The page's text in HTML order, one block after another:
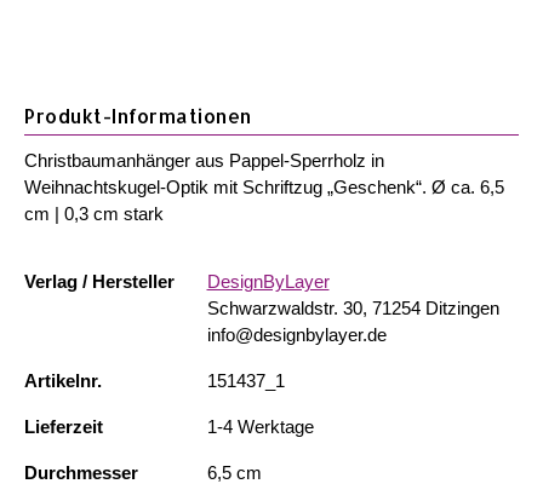
Produkt-Informationen
Verlag / Hersteller
DesignByLayer
Schwarzwaldstr. 30, 71254 Ditzingen
info@designbylayer.de
Artikelnr. 151437_1
Lieferzeit 1-4 Werktage
Durchmesser 6,5 cm
Christbaumanhänger aus Pappel-Sperrholz in
Weihnachtskugel-Optik mit Schriftzug „Geschenk“. Ø ca. 6,5
cm | 0,3 cm stark